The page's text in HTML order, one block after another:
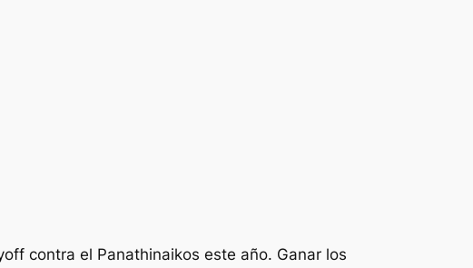
contra el Panathinaikos este año. Ganar los